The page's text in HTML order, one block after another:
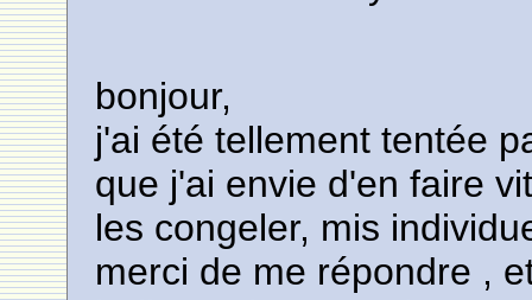
bonjour,
j'ai été tellement tentée
que j'ai envie d'en faire
les congeler, mis
merci de me répondre ,